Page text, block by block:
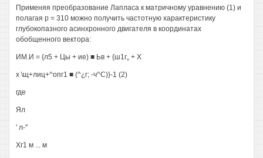
Применяя преобразование Лапласа к матричному уравнению (1) и
полагая р = 310 можно получить частотную характеристику
глубокопазного асинхронного двигателя в координатах
обобщенного вектора:
ИМ.И = {л5 + Цы + ие) ■ Ьв + {ш1г„ + X
х \щ+лиц+^опг1 ■ (^¿г; -ч^С)}-1 (2)
где
Ял
' л-''
Хг1 м ... м